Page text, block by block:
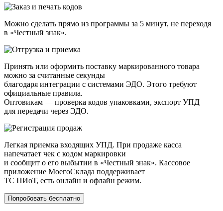
Можно сделать прямо из программы за 5 минут, не переходя
в «Честный знак».
Принять или оформить поставку маркированного товара
можно за считанные секунды
благодаря интеграции с системами ЭДО. Этого требуют
официальные правила.
Оптовикам — проверка кодов упаковками, экспорт УПД
для передачи через ЭДО.
Легкая приемка входящих УПД. При продаже касса
напечатает чек с кодом маркировки
и сообщит о его выбытии в «Честный знак». Кассовое
приложение МоегоСклада поддерживает
ТС ПИоТ, есть онлайн и офлайн режим.
Попробовать бесплатно